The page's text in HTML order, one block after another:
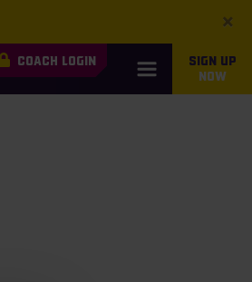
×
COACH LOGIN
SIGN UP
NOW